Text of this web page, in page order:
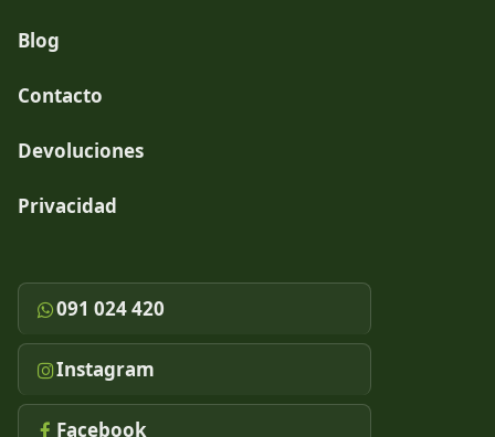
Blog
Contacto
Devoluciones
Privacidad
091 024 420
Instagram
Facebook